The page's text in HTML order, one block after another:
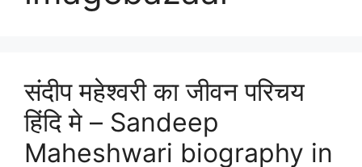
संदीप महेश्वरी का जीवन परिचय
हिंदि मे – Sandeep
Maheshwari biography in